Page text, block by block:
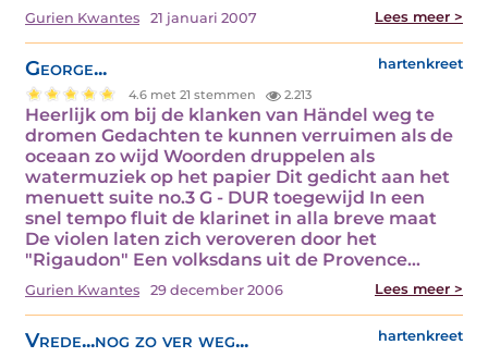
Gurien Kwantes 21 januari 2007 Lees meer >
George... hartenkreet
4.6 met 21 stemmen 2.213
Heerlijk om bij de klanken van Händel weg te
dromen Gedachten te kunnen verruimen als de
oceaan zo wijd Woorden druppelen als
watermuziek op het papier Dit gedicht aan het
menuett suite no.3 G - DUR toegewijd In een
snel tempo fluit de klarinet in alla breve maat
De violen laten zich veroveren door het
"Rigaudon" Een volksdans uit de Provence…
Gurien Kwantes 29 december 2006 Lees meer >
Vrede...nog zo ver weg... hartenkreet